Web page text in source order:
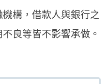
構，借款人與銀行之
良等皆不影響承做。